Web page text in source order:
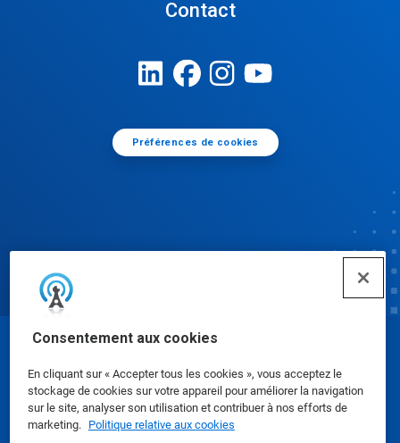
Consentement aux cookies
En cliquant sur « Accepter tous les cookies », vous acceptez le
stockage de cookies sur votre appareil pour améliorer la navigation
sur le site, analyser son utilisation et contribuer à nos efforts de
marketing. Politique relative aux cookies
Contact
Préférences de cookies
Fiches de données de sécurité|Politique de
confidentialité|conditions d'utilisation